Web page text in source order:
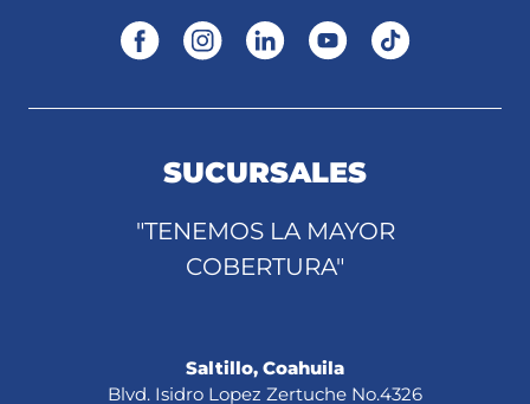
SUCURSALES
"TENEMOS LA MAYOR
COBERTURA"
Saltillo, Coahuila
Blvd. Isidro Lopez Zertuche No.4326